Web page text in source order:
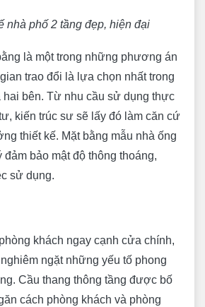
nhà phố 2 tầng đẹp, hiện đại
là một trong những phương án
trao đổi là lựa chọn nhất trong
hai bên. Từ nhu cầu sử dụng thực
kiến trúc sư sẽ lấy đó làm căn cứ
thiết kế. Mặt bằng mẫu nhà ống
bảo mật độ thông thoáng,
sử dụng.
khách ngay cạnh cửa chính,
ngặt những yếu tố phong
Cầu thang thông tầng được bố
cách phòng khách và phòng